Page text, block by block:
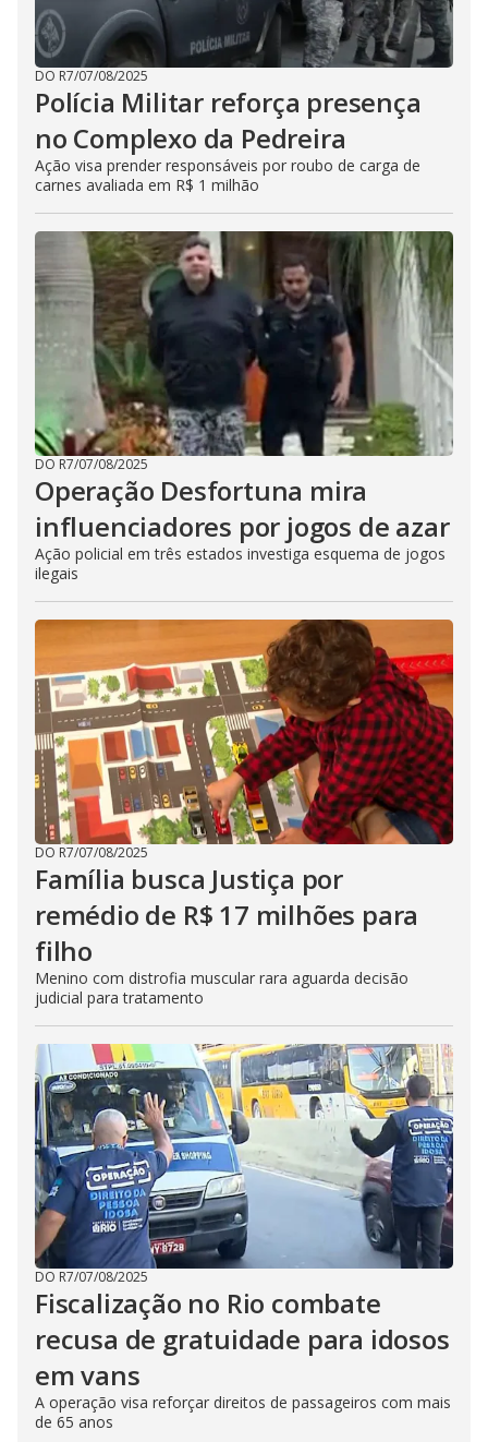
DO R7/07/08/2025
Polícia Militar reforça presença
no Complexo da Pedreira
Ação visa prender responsáveis por roubo de carga de
carnes avaliada em R$ 1 milhão
DO R7/07/08/2025
Operação Desfortuna mira
influenciadores por jogos de azar
Ação policial em três estados investiga esquema de jogos
ilegais
DO R7/07/08/2025
Família busca Justiça por
remédio de R$ 17 milhões para
filho
Menino com distrofia muscular rara aguarda decisão
judicial para tratamento
DO R7/07/08/2025
Fiscalização no Rio combate
recusa de gratuidade para idosos
em vans
A operação visa reforçar direitos de passageiros com mais
de 65 anos